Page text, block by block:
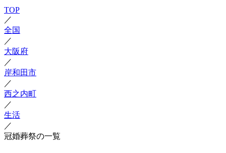
TOP
／
全国
／
大阪府
／
岸和田市
／
西之内町
／
生活
／
冠婚葬祭の一覧